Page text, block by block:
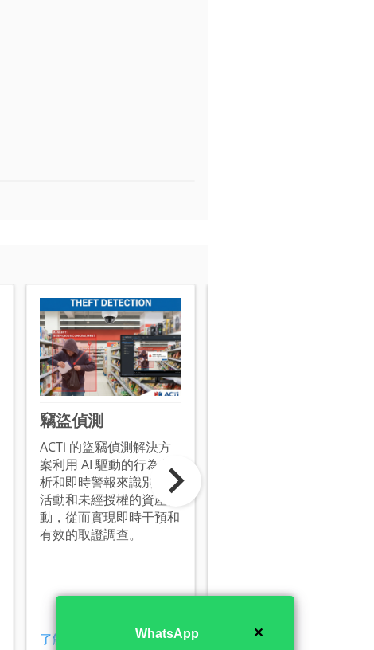
竊盜偵測
ACTi 的盜竊偵測解決方
案利用 AI 驅動的行為分
析和即時警報來識別可疑
活動和未經授權的資產移
動，從而實現即時干預和
有效的取證調查。
了解更多 了解更多
✕
WhatsApp